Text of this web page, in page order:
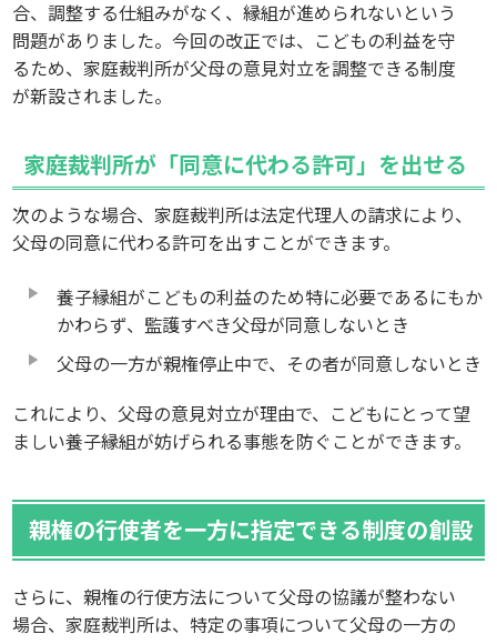
合、調整する仕組みがなく、縁組が進められないという
問題がありました。今回の改正では、こどもの利益を守
るため、家庭裁判所が父母の意見対立を調整できる制度
が新設されました。
家庭裁判所が「同意に代わる許可」を出せる
次のような場合、家庭裁判所は法定代理人の請求により、
父母の同意に代わる許可を出すことができます。
養子縁組がこどもの利益のため特に必要であるにもか
かわらず、監護すべき父母が同意しないとき
父母の一方が親権停止中で、その者が同意しないとき
これにより、父母の意見対立が理由で、こどもにとって望
ましい養子縁組が妨げられる事態を防ぐことができます。
親権の行使者を一方に指定できる制度の創設
さらに、親権の行使方法について父母の協議が整わない
場合、家庭裁判所は、特定の事項について父母の一方の